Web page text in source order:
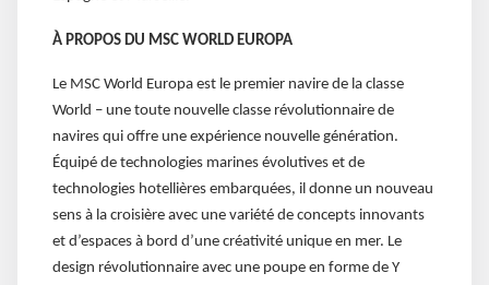
À PROPOS DU MSC WORLD EUROPA
Le MSC World Europa est le premier navire de la classe
World – une toute nouvelle classe révolutionnaire de
navires qui offre une expérience nouvelle génération.
Équipé de technologies marines évolutives et de
technologies hotellières embarquées, il donne un nouveau
sens à la croisière avec une variété de concepts innovants
et d’espaces à bord d’une créativité unique en mer. Le
design révolutionnaire avec une poupe en forme de Y